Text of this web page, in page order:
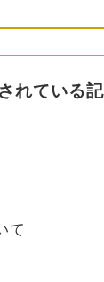
れている
て